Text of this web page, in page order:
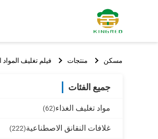
مسكن منتجات فيلم تغليف المواد
جميع الفئات
مواد تغليف الغذاء(62)
غلافات النقانق الاصطناعية(222)